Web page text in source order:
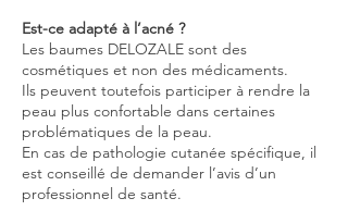
Est-ce adapté à l’acné ?
Les baumes DELOZALE sont des
cosmétiques et non des médicaments.
Ils peuvent toutefois participer à rendre la
peau plus confortable dans certaines
problématiques de la peau.
En cas de pathologie cutanée spécifique, il
est conseillé de demander l’avis d’un
professionnel de santé.